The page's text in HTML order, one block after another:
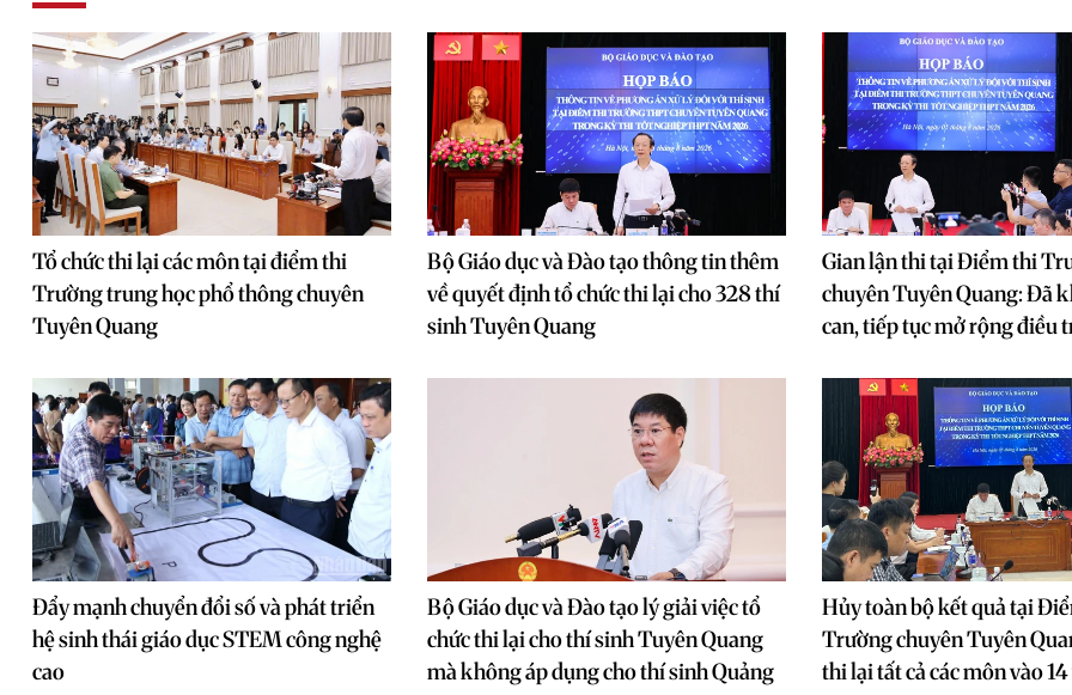
Tổ chức thi lại các môn tại điểm thi
Trường trung học phổ thông chuyên
Tuyên Quang
Bộ Giáo dục và Đào tạo thông tin thêm
về quyết định tổ chức thi lại cho 328 thí
sinh Tuyên Quang
Gian lận thi tại Điểm thi
chuyên Tuyên Quang: Đã
can, tiếp tục mở rộng điều
Đẩy mạnh chuyển đổi số và phát triển
hệ sinh thái giáo dục STEM công nghệ
cao
Bộ Giáo dục và Đào tạo lý giải việc tổ
chức thi lại cho thí sinh Tuyên Quang
mà không áp dụng cho thí sinh Quảng
Hủy toàn bộ kết quả tại
Trường chuyên Tuyên
thi lại tất cả các môn vào